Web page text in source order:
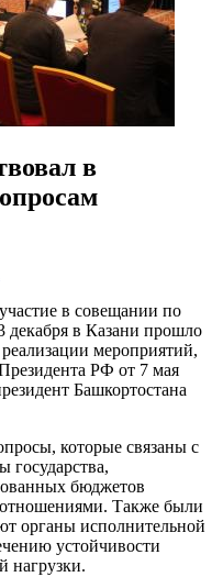
в
в совещании по
в Казани прошло
мероприятий,
РФ от 7 мая
Башкортостана
которые связаны с
государства,
бюджетов
Также были
органы исполнительной
устойчивости
нагрузки.